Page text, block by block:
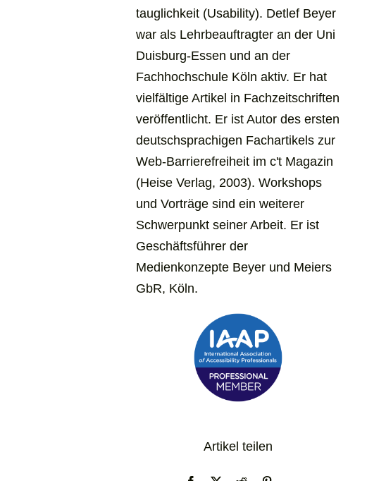
tauglich­­keit (Usability). Detlef Beyer
war als Lehr­­beauftragter an der Uni
Duisburg-Essen und an der
Fachhochschule Köln aktiv. Er hat
vielfältige Artikel in Fach­­zeitschriften
veröffentlicht. Er ist Autor des ersten
deutschsprachigen Fachartikels zur
Web-Barrierefreiheit im c't Magazin
(Heise Verlag, 2003). Workshops
und Vorträge sind ein weiterer
Schwer­­punkt seiner Arbeit. Er ist
Geschäfts­­führer der
Medienkonzepte Beyer und Meiers
GbR, Köln.
Artikel teilen